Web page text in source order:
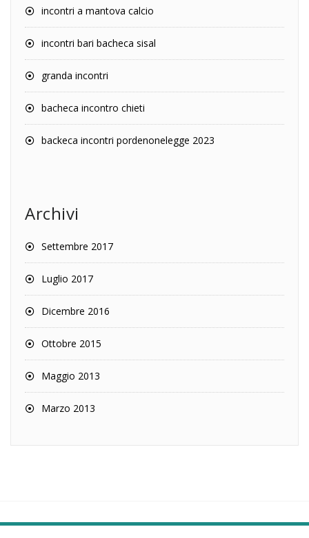
incontri a mantova calcio
incontri bari bacheca sisal
granda incontri
bacheca incontro chieti
backeca incontri pordenonelegge 2023
Archivi
Settembre 2017
Luglio 2017
Dicembre 2016
Ottobre 2015
Maggio 2013
Marzo 2013